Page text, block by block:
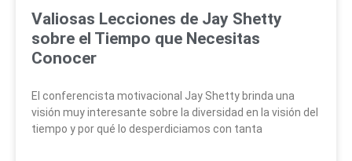
Valiosas Lecciones de Jay Shetty
sobre el Tiempo que Necesitas
Conocer
El conferencista motivacional Jay Shetty brinda una
visión muy interesante sobre la diversidad en la visión del
tiempo y por qué lo desperdiciamos con tanta